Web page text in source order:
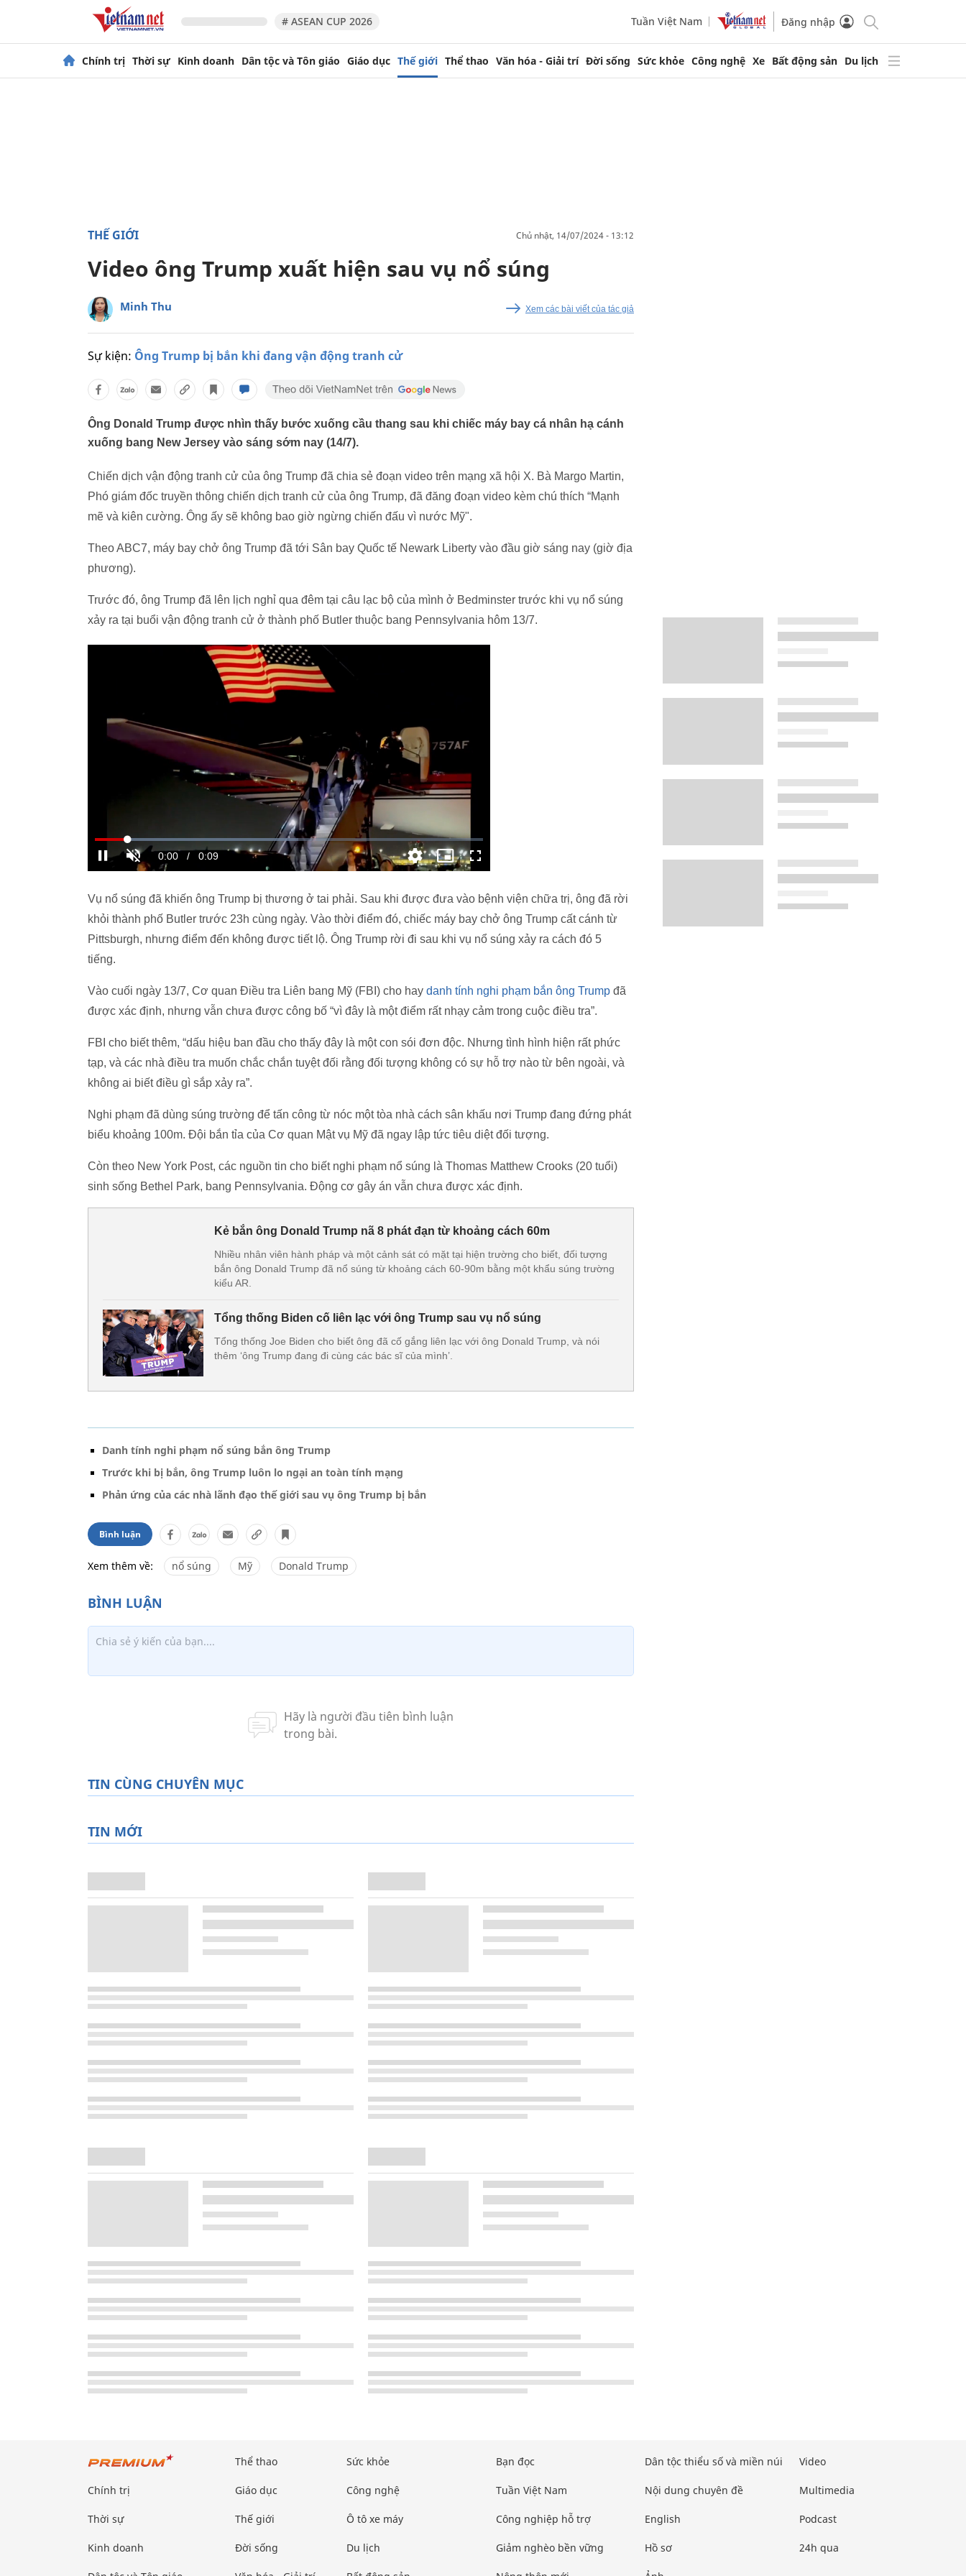
# ASEAN CUP 2026 Tuần Việt Nam Đăng nhập
Chính trị Thời sự Kinh doanh Dân tộc và Tôn giáo Giáo dục Thế giới Thể thao Văn hóa - Giải trí Đời sống Sức khỏe Công nghệ Xe Bất động sản Du lịch
THẾ GIỚI chủ nhật, 14/07/2024 - 13:12
Video ông Trump xuất hiện sau vụ nổ súng
Minh Thu Xem các bài viết của tác giả
Sự kiện: Ông Trump bị bắn khi đang vận động tranh cử
Ông Donald Trump được nhìn thấy bước xuống cầu thang sau khi chiếc máy bay cá nhân hạ cánh
xuống bang New Jersey vào sáng sớm nay (14/7).
Chiến dịch vận động tranh cử của ông Trump đã chia sẻ đoạn video trên mạng xã hội X. Bà Margo Martin,
Phó giám đốc truyền thông chiến dịch tranh cử của ông Trump, đã đăng đoạn video kèm chú thích “Mạnh
mẽ và kiên cường. Ông ấy sẽ không bao giờ ngừng chiến đấu vì nước Mỹ".
Theo ABC7, máy bay chở ông Trump đã tới Sân bay Quốc tế Newark Liberty vào đầu giờ sáng nay (giờ địa
phương).
Trước đó, ông Trump đã lên lịch nghỉ qua đêm tại câu lạc bộ của mình ở Bedminster trước khi vụ nổ súng
xảy ra tại buổi vận động tranh cử ở thành phố Butler thuộc bang Pennsylvania hôm 13/7.
Vụ nổ súng đã khiến ông Trump bị thương ở tai phải. Sau khi được đưa vào bệnh viện chữa trị, ông đã rời
khỏi thành phố Butler trước 23h cùng ngày. Vào thời điểm đó, chiếc máy bay chở ông Trump cất cánh từ
Pittsburgh, nhưng điểm đến không được tiết lộ. Ông Trump rời đi sau khi vụ nổ súng xảy ra cách đó 5
tiếng.
Vào cuối ngày 13/7, Cơ quan Điều tra Liên bang Mỹ (FBI) cho hay danh tính nghi phạm bắn ông Trump đã
được xác định, nhưng vẫn chưa được công bố “vì đây là một điểm rất nhạy cảm trong cuộc điều tra”.
FBI cho biết thêm, “dấu hiệu ban đầu cho thấy đây là một con sói đơn độc. Nhưng tình hình hiện rất phức
tạp, và các nhà điều tra muốn chắc chắn tuyệt đối rằng đối tượng không có sự hỗ trợ nào từ bên ngoài, và
không ai biết điều gì sắp xảy ra”.
Nghi phạm đã dùng súng trường để tấn công từ nóc một tòa nhà cách sân khấu nơi Trump đang đứng phát
biểu khoảng 100m. Đội bắn tỉa của Cơ quan Mật vụ Mỹ đã ngay lập tức tiêu diệt đối tượng.
Còn theo New York Post, các nguồn tin cho biết nghi phạm nổ súng là Thomas Matthew Crooks (20 tuổi)
sinh sống Bethel Park, bang Pennsylvania. Động cơ gây án vẫn chưa được xác định.
Kẻ bắn ông Donald Trump nã 8 phát đạn từ khoảng cách 60m
Nhiều nhân viên hành pháp và một cảnh sát có mặt tại hiện trường cho biết, đối tượng
bắn ông Donald Trump đã nổ súng từ khoảng cách 60-90m bằng một khẩu súng trường
kiểu AR.
Tổng thống Biden cố liên lạc với ông Trump sau vụ nổ súng
Tổng thống Joe Biden cho biết ông đã cố gắng liên lạc với ông Donald Trump, và nói
thêm ‘ông Trump đang đi cùng các bác sĩ của mình’.
Danh tính nghi phạm nổ súng bắn ông Trump
Trước khi bị bắn, ông Trump luôn lo ngại an toàn tính mạng
Phản ứng của các nhà lãnh đạo thế giới sau vụ ông Trump bị bắn
Bình luận
Xem thêm về: nổ súng Mỹ Donald Trump
TIN CÙNG CHUYÊN MỤC
TIN MỚI
Chính trị
Thời sự
Kinh doanh
Thể thao
Giáo dục
Thế giới
Đời sống
Sức khỏe
Công nghệ
Ô tô xe máy
Du lịch
Bạn đọc
Tuần Việt Nam
Công nghiệp hỗ trợ
Giảm nghèo bền vững
Dân tộc thiểu số và miền núi
Nội dung chuyên đề
English
Hồ sơ
Video
Multimedia
Podcast
24h qua